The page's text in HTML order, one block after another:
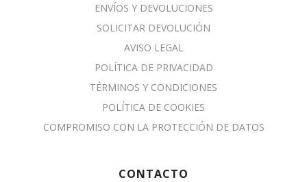
ENVÍOS Y DEVOLUCIONES
SOLICITAR DEVOLUCIÓN
AVISO LEGAL
POLÍTICA DE PRIVACIDAD
TÉRMINOS Y CONDICIONES
POLÍTICA DE COOKIES
COMPROMISO CON LA PROTECCIÓN DE DATOS
CONTACTO